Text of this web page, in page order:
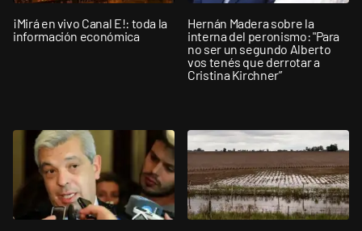
¡Mirá en vivo Canal E!: toda la
información económica
Hernán Madera sobre la
interna del peronismo: "Para
no ser un segundo Alberto
vos tenés que derrotar a
Cristina Kirchner”